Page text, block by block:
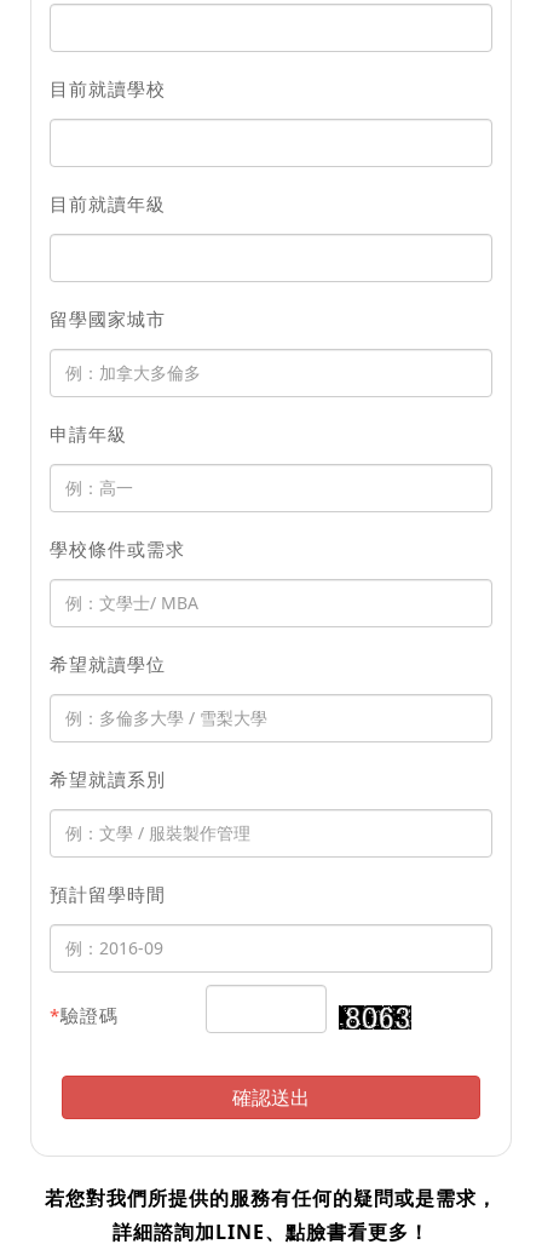
若您對我們所提供的服務有任何的疑問或是需求，
詳細諮詢加LINE、點臉書看更多！
目前就讀學校
目前就讀年級
留學國家城市
申請年級
學校條件或需求
希望就讀學位
希望就讀系別
預計留學時間
*驗證碼
確認送出